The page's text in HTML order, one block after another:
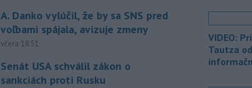
A. Danko vylúčil, že by sa SNS pred
voľbami spájala, avizuje zmeny
včera 18:51
Senát USA schválil zákon o
sankciách proti Rusku
- V
Slovnaft
produkt.
rafinéria s
VIDEO:
Tautza